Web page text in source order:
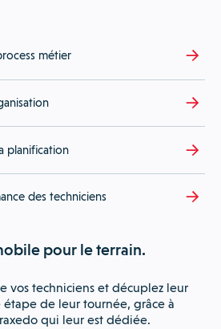
métier
planification
des techniciens
pour le terrain.
vos techniciens et décuplez leur
de leur tournée, grâce à
qui leur est dédiée.